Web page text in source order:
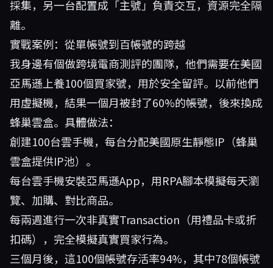
採集，另一台配置成「主號」負責交互，資源完全隔
離。
實戰案例：從單帳號到百帳號的跨越
我身邊有個做跨境電商測評的團隊，他們需要在美國
亞馬遜上養100個買家號，用於安全留評。以前他們
用虛擬機，結果一個月被封了60%的帳號，後來換成
蜂巢雲盒。具體做法：
創建100台雲手機，每台分配美國原生靜態IP（蜂巢
雲盒提供IP池）。
每台雲手機安裝亞馬遜App，用RPA腳本模擬每天瀏
覽、加購、對比商品。
每兩週進行一次非真實Transaction（用禮品卡或折
扣碼），完全模擬真實買家行為。
三個月後，這100個帳號存活率94%，其中78個帳號